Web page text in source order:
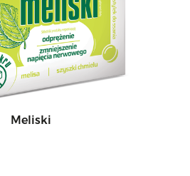
Meliski